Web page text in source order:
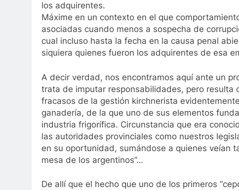
los adquirentes.
Máxime en un contexto en el que
asociadas cuando menos a sospecha de
cual incluso hasta la fecha en la causa penal
siquiera quienes fueron los adquirentes de esa
A decir verdad, nos encontramos aquí ante un
trata de imputar responsabilidades, pero resulta
fracasos de la gestión kirchnerista
ganadería, de la que uno de sus elementos
industria frigorífica. Circunstancia que era
las autoridades provinciales como nuestros
en su oportunidad, sumándose a quienes veían
mesa de los argentinos”…
De allí que el hecho que uno de los primeros